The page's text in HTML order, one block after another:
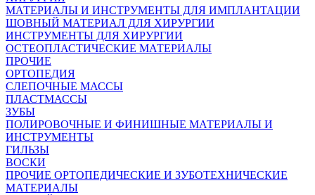
МАТЕРИАЛЫ И ИНСТРУМЕНТЫ ДЛЯ ИМПЛАНТАЦИИ
ШОВНЫЙ МАТЕРИАЛ ДЛЯ ХИРУРГИИ
ИНСТРУМЕНТЫ ДЛЯ ХИРУРГИИ
ОСТЕОПЛАСТИЧЕСКИЕ МАТЕРИАЛЫ
ПРОЧИЕ
ОРТОПЕДИЯ
СЛЕПОЧНЫЕ МАССЫ
ПЛАСТМАССЫ
ЗУБЫ
ПОЛИРОВОЧНЫЕ И ФИНИШНЫЕ МАТЕРИАЛЫ И
ИНСТРУМЕНТЫ
ГИЛЬЗЫ
ВОСКИ
ПРОЧИЕ ОРТОПЕДИЧЕСКИЕ И ЗУБОТЕХНИЧЕСКИЕ
МАТЕРИАЛЫ